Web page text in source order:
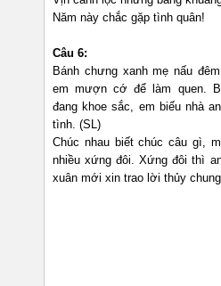
Năm này chắc gặp tình quân!
Câu 6:
Bánh chưng xanh mẹ nấu
em mượn cớ để làm quen.
đang khoe sắc, em biếu nhà
tình. (SL)
Chúc nhau biết chúc câu gì,
nhiều xứng đôi. Xứng đôi thì
xuân mới xin trao lời thủy